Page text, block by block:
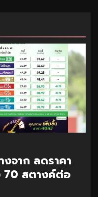
จาก ลดราคา
70 สตางค์ต่อ